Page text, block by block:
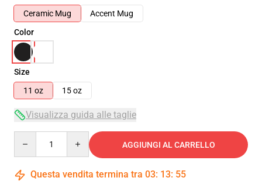
Ceramic Mug
Accent Mug
Color
Size
11 oz
15 oz
Visualizza guida alle taglie
AGGIUNGI AL CARRELLO
Questa vendita termina tra 03: 13: 55